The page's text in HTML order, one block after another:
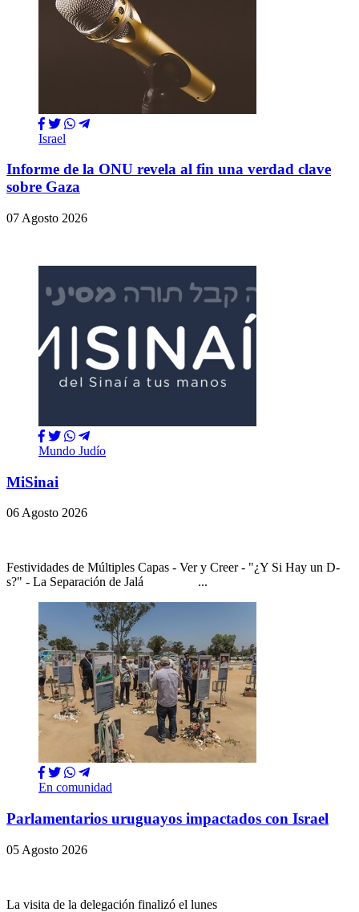
Israel
Informe de la ONU revela al fin una verdad clave
sobre Gaza
07 Agosto 2026
Mundo Judío
MiSinai
06 Agosto 2026
Festividades de Múltiples Capas - Ver y Creer - "¿Y Si Hay un D-
s?" - La Separación de Jalá ...
En comunidad
Parlamentarios uruguayos impactados con Israel
05 Agosto 2026
La visita de la delegación finalizó el lunes